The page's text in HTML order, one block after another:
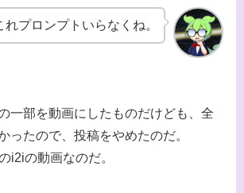
れプロンプトいらなくね。
一部を動画にしたものだけども、全
ったので、投稿をやめたのだ。
i2iの動画なのだ。